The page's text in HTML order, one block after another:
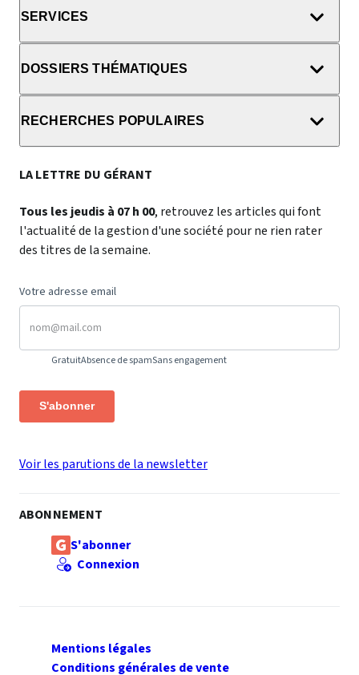
SERVICES
DOSSIERS THÉMATIQUES
RECHERCHES POPULAIRES
LA LETTRE DU GÉRANT
Tous les jeudis à 07 h 00, retrouvez les articles qui font
l'actualité de la gestion d'une société pour ne rien rater
des titres de la semaine.
Votre adresse email
GratuitAbsence de spamSans engagement
S'abonner
Voir les parutions de la newsletter
ABONNEMENT
S'abonner
Connexion
Mentions légales
Conditions générales de vente